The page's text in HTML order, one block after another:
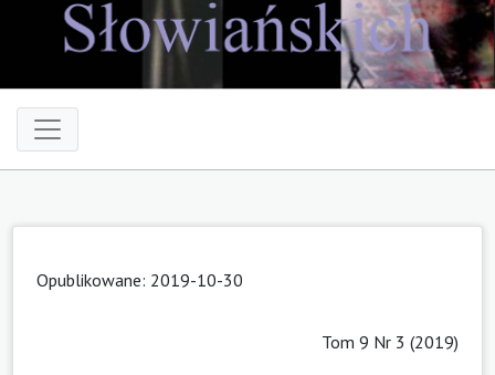
Opublikowane: 2019-10-30
Tom 9 Nr 3 (2019)